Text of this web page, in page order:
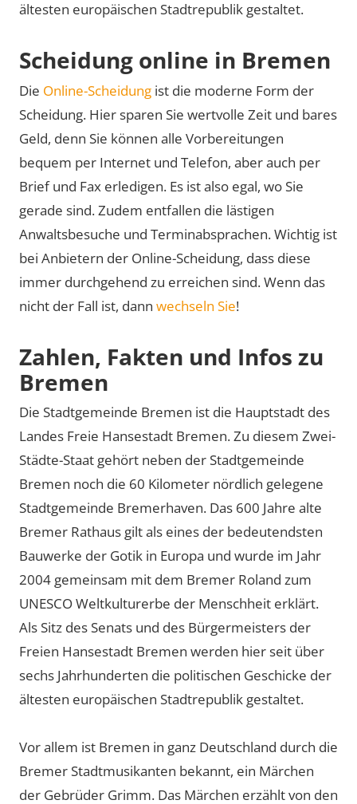
ältesten europäischen Stadtrepublik gestaltet.
Scheidung online in Bremen
Die Online-Scheidung ist die moderne Form der
Scheidung. Hier sparen Sie wertvolle Zeit und bares
Geld, denn Sie können alle Vorbereitungen
bequem per Internet und Telefon, aber auch per
Brief und Fax erledigen. Es ist also egal, wo Sie
gerade sind. Zudem entfallen die lästigen
Anwaltsbesuche und Terminabsprachen. Wichtig ist
bei Anbietern der Online-Scheidung, dass diese
immer durchgehend zu erreichen sind. Wenn das
nicht der Fall ist, dann wechseln Sie!
Zahlen, Fakten und Infos zu
Bremen
Die Stadtgemeinde Bremen ist die Hauptstadt des
Landes Freie Hansestadt Bremen. Zu diesem Zwei-
Städte-Staat gehört neben der Stadtgemeinde
Bremen noch die 60 Kilometer nördlich gelegene
Stadtgemeinde Bremerhaven. Das 600 Jahre alte
Bremer Rathaus gilt als eines der bedeutendsten
Bauwerke der Gotik in Europa und wurde im Jahr
2004 gemeinsam mit dem Bremer Roland zum
UNESCO Weltkulturerbe der Menschheit erklärt.
Als Sitz des Senats und des Bürgermeisters der
Freien Hansestadt Bremen werden hier seit über
sechs Jahrhunderten die politischen Geschicke der
ältesten europäischen Stadtrepublik gestaltet.
Vor allem ist Bremen in ganz Deutschland durch die
Bremer Stadtmusikanten bekannt, ein Märchen
der Gebrüder Grimm. Das Märchen erzählt von den